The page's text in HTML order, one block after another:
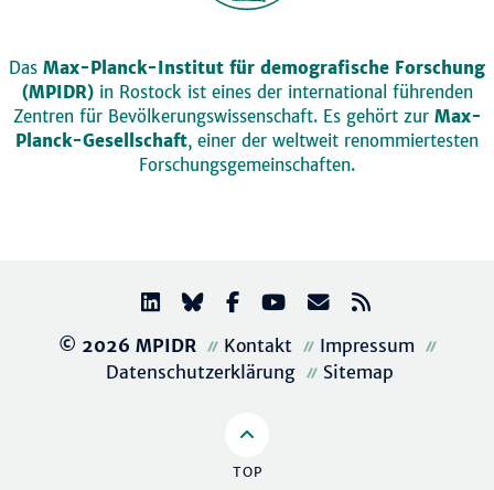
Das Max-Planck-Institut für demografische Forschung
(MPIDR)in Rostock ist eines der international führenden
Zentren für Bevölkerungswissenschaft. Es gehört zur Max-
Planck-Gesellschaft, einer der weltweit renommiertesten
Forschungsgemeinschaften.
© 2026 MPIDR Kontakt
Impressum
Datenschutzerklärung
Sitemap
TOP